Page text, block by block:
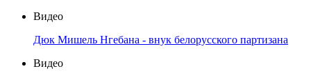
Видео
Дюк Мишель Нгебана - внук белорусского партизана
Видео